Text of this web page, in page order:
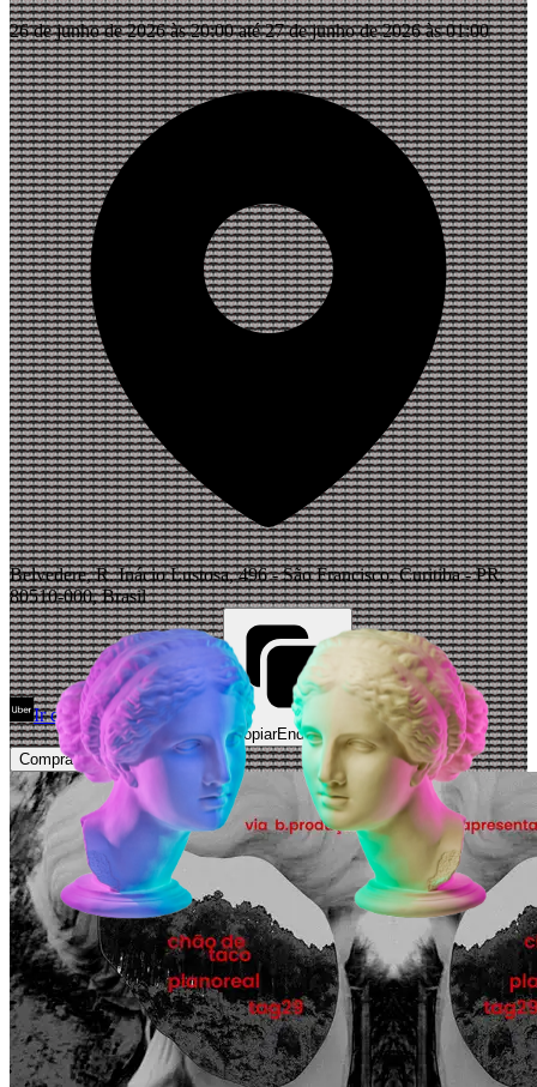
26 de junho de 2026 às 20:00 até 27 de junho de 2026 às 01:00
Belvedere, R. Inácio Lustosa, 496 - São Francisco, Curitiba - PR,
80510-000, Brasil
Ir de Uber Abrir Maps
CopiarEndereço
Comprar Ingressos